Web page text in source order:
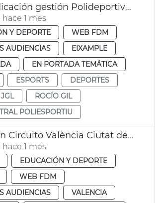
JGL Adjudicación gestión Polideportivo Parc Central
1 mes
Y DEPORTE
WEB FDM
AUDIENCIAS
EIXAMPLE
EN PORTADA TEMÁTICA
ESPORTS
DEPORTES
JGL
ROCÍO GIL
POLIESPORTIU
Ampliación Circuito València Ciutat del Running
1 mes
EDUCACIÓN Y DEPORTE
WEB FDM
AUDIENCIAS
VALENCIA